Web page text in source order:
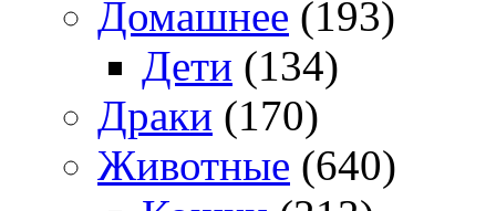
Домашнее (193)
Дети (134)
Драки (170)
Животные (640)